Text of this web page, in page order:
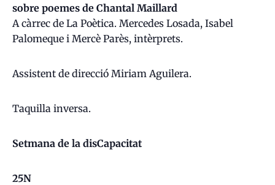
sobre poemes de Chantal Maillard
A càrrec de La Poètica. Mercedes Losada, Isabel
Palomeque i Mercè Parès, intèrprets.
Assistent de direcció Miriam Aguilera.
Taquilla inversa.
Setmana de la disCapacitat
25N